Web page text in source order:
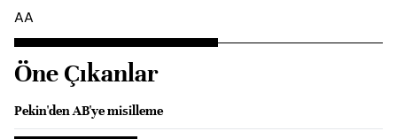
AA
Öne Çıkanlar
Pekin'den AB'ye misilleme